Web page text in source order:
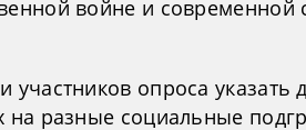
войне и современной
участников опроса указать
на разные социальные